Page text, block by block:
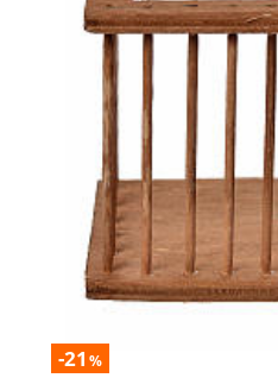
-21 %